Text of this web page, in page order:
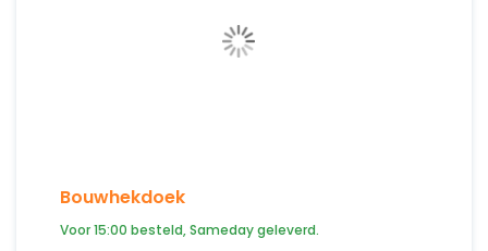
Bouwhekdoek
Voor 15:00 besteld, Sameday geleverd.